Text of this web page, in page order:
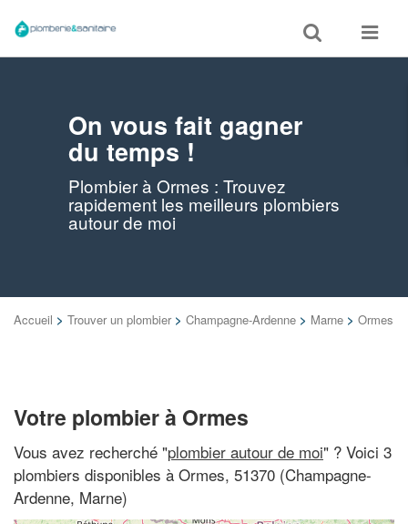
Toggle
search
Toggle
On vous fait gagner
du temps !
Plombier à Ormes : Trouvez
rapidement les meilleurs plombiers
autour de moi
Accueil > Trouver un plombier > Champagne-Ardenne > Marne > Ormes
Votre plombier à Ormes
Vous avez recherché "plombier autour de moi" ? Voici 3
plombiers disponibles à Ormes, 51370 (Champagne-
Ardenne, Marne)